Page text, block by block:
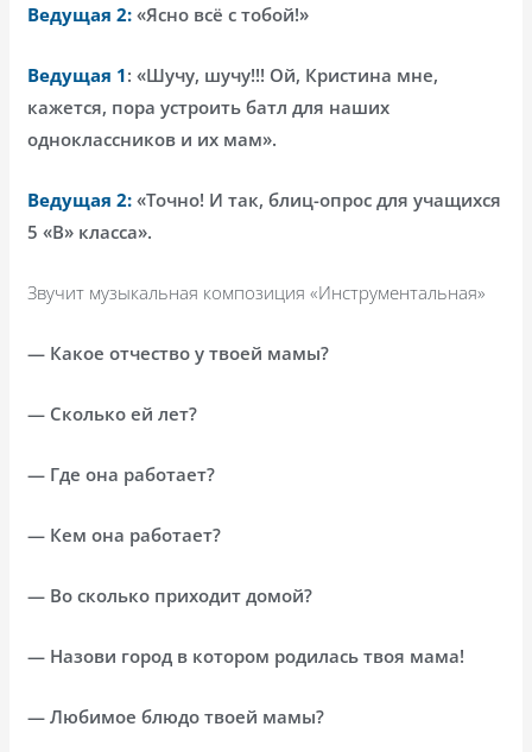
Ведущая 2: «Ясно всё с тобой!»
Ведущая 1: «Шучу, шучу!!! Ой, Кристина мне,
кажется, пора устроить батл для наших
одноклассников и их мам».
Ведущая 2: «Точно! И так, блиц-опрос для учащихся
5 «В» класса».
Звучит музыкальная композиция «Инструментальная»
— Какое отчество у твоей мамы?
— Сколько ей лет?
— Где она работает?
— Кем она работает?
— Во сколько приходит домой?
— Назови город в котором родилась твоя мама!
— Любимое блюдо твоей мамы?